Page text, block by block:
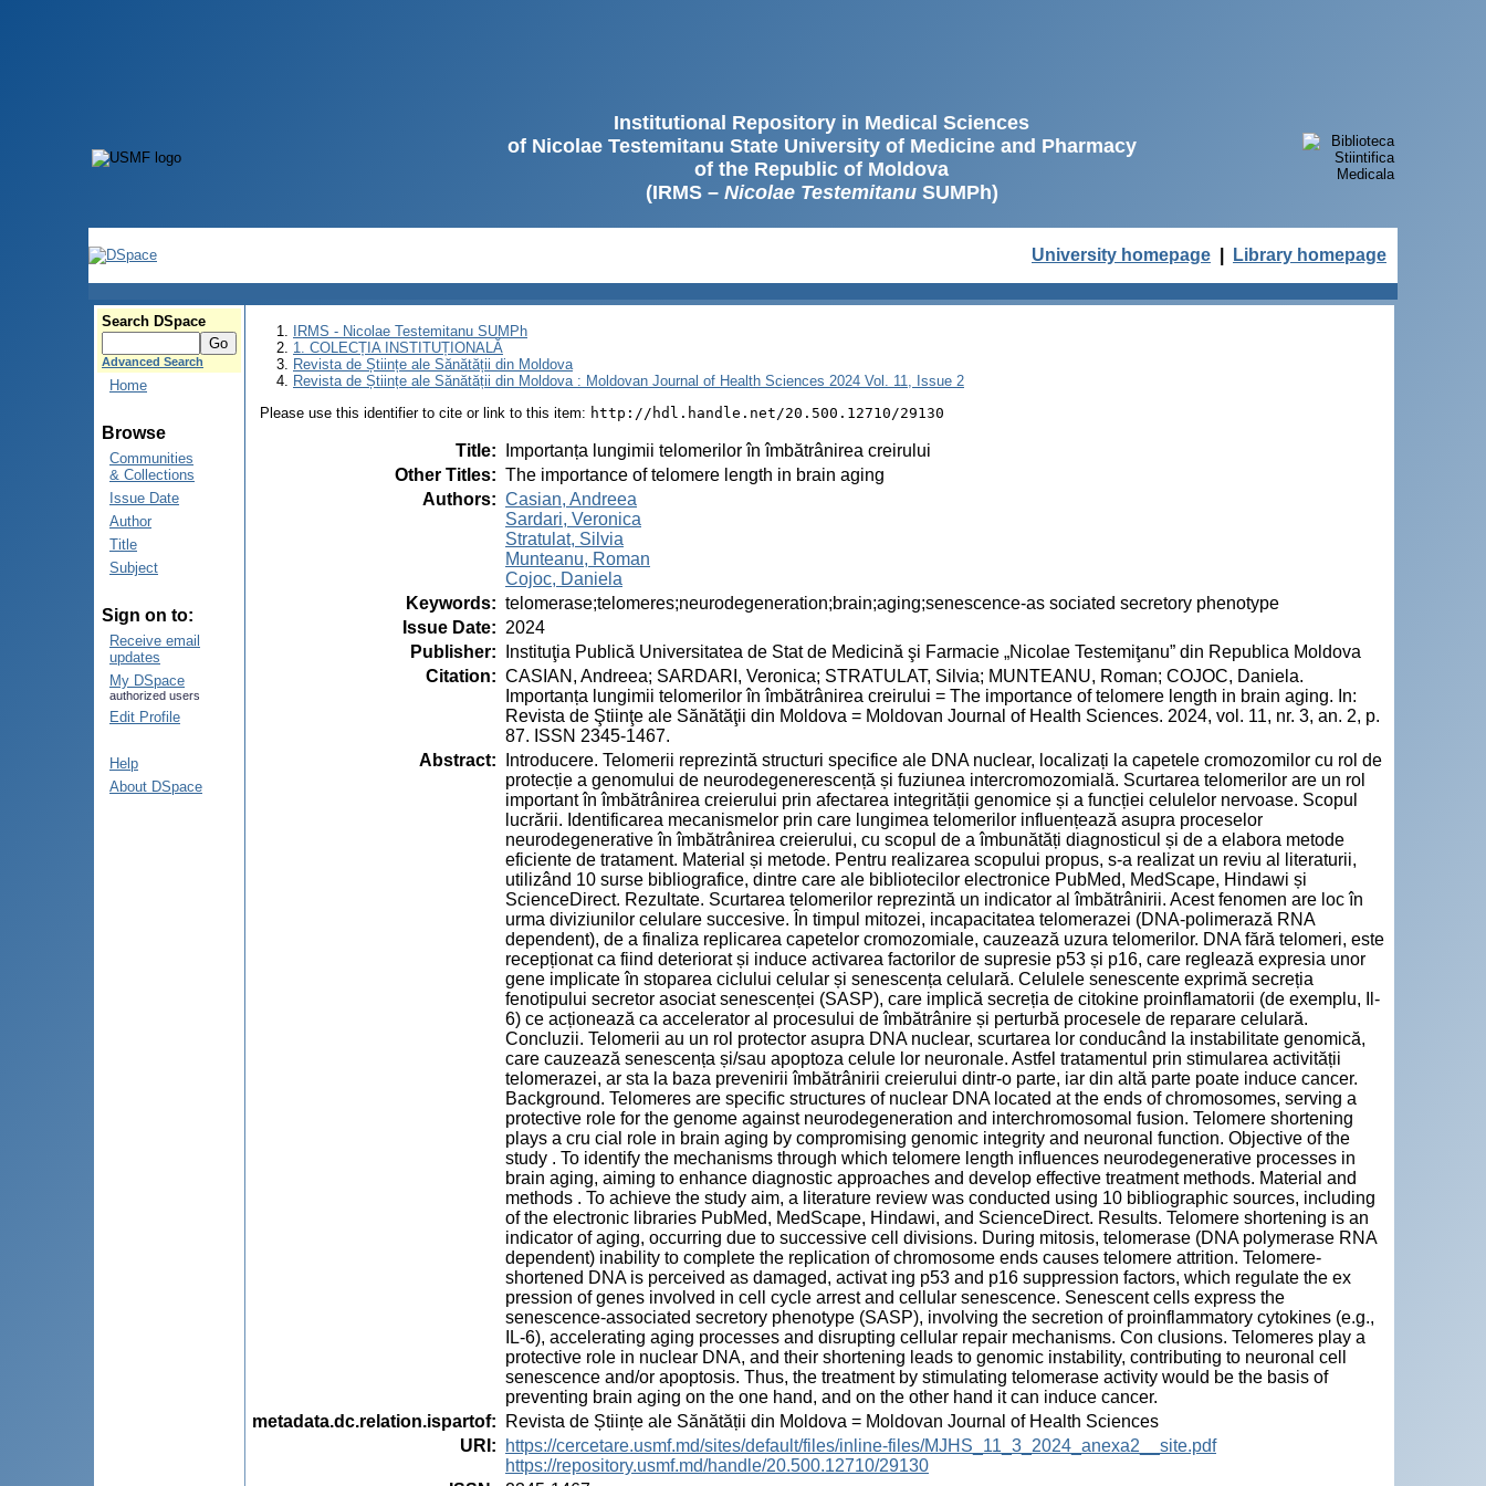
Institutional Repository in Medical Sciences
of Nicolae Testemitanu State University of Medicine and Pharmacy
of the Republic of Moldova
(IRMS – Nicolae TestemitanuSUMPh)
University homepage Library homepage
Search DSpace
Advanced Search
Home
Browse
Communities
& Collections
Issue Date
Author
Title
Subject
Sign on to:
Receive email
updates
My DSpace
authorized users
Edit Profile
Help
About DSpace
IRMS - Nicolae Testemitanu SUMPh
1. COLECȚIA INSTITUȚIONALĂ
Revista de Științe ale Sănătății din Moldova
Revista de Științe ale Sănătății din Moldova : Moldovan Journal of Health Sciences 2024 Vol. 11, Issue 2
Please use this identifier to cite or link to this item: http://hdl.handle.net/20.500.12710/29130
Title:
Importanța lungimii telomerilor în îmbătrânirea creirului
Other Titles: The importance of telomere length in brain aging
Authors: Casian, Andreea
Sardari, Veronica
Stratulat, Silvia
Munteanu, Roman
Cojoc, Daniela
Keywords: telomerase;telomeres;neurodegeneration;brain;aging;senescence-as sociated secretory phenotype
Issue Date: 2024
Publisher:
Instituţia Publică Universitatea de Stat de Medicină şi Farmacie „Nicolae Testemiţanu” din Republica Moldova
Citation: CASIAN, Andreea; SARDARI, Veronica; STRATULAT, Silvia; MUNTEANU, Roman; COJOC, Daniela.
Importanța lungimii telomerilor în îmbătrânirea creirului = The importance of telomere length in brain aging. In:
Revista de Ştiinţe ale Sănătăţii din Moldova = Moldovan Journal of Health Sciences. 2024, vol. 11, nr. 3, an. 2, p.
87. ISSN 2345-1467.
Abstract:
Introducere. Telomerii reprezintă structuri specifice ale DNA nuclear, localizați la capetele cromozomilor cu rol de
protecție a genomului de neurodegenerescență și fuziunea intercromozomială. Scurtarea telomerilor are un rol
important în îmbătrânirea creierului prin afectarea integrității genomice și a funcției celulelor nervoase. Scopul
lucrării. Identificarea mecanismelor prin care lungimea telomerilor influențează asupra proceselor
neurodegenerative în îmbătrânirea creierului, cu scopul de a îmbunătăți diagnosticul și de a elabora metode
eficiente de tratament. Material și metode. Pentru realizarea scopului propus, s-a realizat un reviu al literaturii,
utilizând 10 surse bibliografice, dintre care ale bibliotecilor electronice PubMed, MedScape, Hindawi și
ScienceDirect. Rezultate. Scurtarea telomerilor reprezintă un indicator al îmbătrânirii. Acest fenomen are loc în
urma diviziunilor celulare succesive. În timpul mitozei, incapacitatea telomerazei (DNA-polimerază RNA
dependent), de a finaliza replicarea capetelor cromozomiale, cauzează uzura telomerilor. DNA fără telomeri, este
recepționat ca fiind deteriorat și induce activarea factorilor de supresie p53 și p16, care reglează expresia unor
gene implicate în stoparea ciclului celular și senescența celulară. Celulele senescente exprimă secreția
fenotipului secretor asociat senescenței (SASP), care implică secreția de citokine proinflamatorii (de exemplu, Il-
6) ce acționează ca accelerator al procesului de îmbătrânire și perturbă procesele de reparare celulară.
Concluzii. Telomerii au un rol protector asupra DNA nuclear, scurtarea lor conducând la instabilitate genomică,
care cauzează senescența și/sau apoptoza celule lor neuronale. Astfel tratamentul prin stimularea activității
telomerazei, ar sta la baza prevenirii îmbătrânirii creierului dintr-o parte, iar din altă parte poate induce cancer.
Background. Telomeres are specific structures of nuclear DNA located at the ends of chromosomes, serving a
protective role for the genome against neurodegeneration and interchromosomal fusion. Telomere shortening
plays a cru cial role in brain aging by compromising genomic integrity and neuronal function. Objective of the
study . To identify the mechanisms through which telomere length influences neurodegenerative processes in
brain aging, aiming to enhance diagnostic approaches and develop effective treatment methods. Material and
methods . To achieve the study aim, a literature review was conducted using 10 bibliographic sources, including
of the electronic libraries PubMed, MedScape, Hindawi, and ScienceDirect. Results. Telomere shortening is an
indicator of aging, occurring due to successive cell divisions. During mitosis, telomerase (DNA polymerase RNA
dependent) inability to complete the replication of chromosome ends causes telomere attrition. Telomere-
shortened DNA is perceived as damaged, activat ing p53 and p16 suppression factors, which regulate the ex
pression of genes involved in cell cycle arrest and cellular senescence. Senescent cells express the
senescence-associated secretory phenotype (SASP), involving the secretion of proinflammatory cytokines (e.g.,
IL-6), accelerating aging processes and disrupting cellular repair mechanisms. Con clusions. Telomeres play a
protective role in nuclear DNA, and their shortening leads to genomic instability, contributing to neuronal cell
senescence and/or apoptosis. Thus, the treatment by stimulating telomerase activity would be the basis of
preventing brain aging on the one hand, and on the other hand it can induce cancer.
metadata.dc.relation.ispartof:
Revista de Științe ale Sănătății din Moldova = Moldovan Journal of Health Sciences
URI :
https://cercetare.usmf.md/sites/default/files/inline-files/MJHS_11_3_2024_anexa2__site.pdf
https://repository.usmf.md/handle/20.500.12710/29130